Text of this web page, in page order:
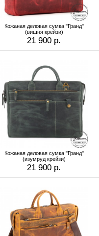
Кожаная деловая сумка "Гранд"
(вишня крейзи)
21 900 р.
Кожаная деловая сумка "Гранд"
(изумруд крейзи)
21 900 р.